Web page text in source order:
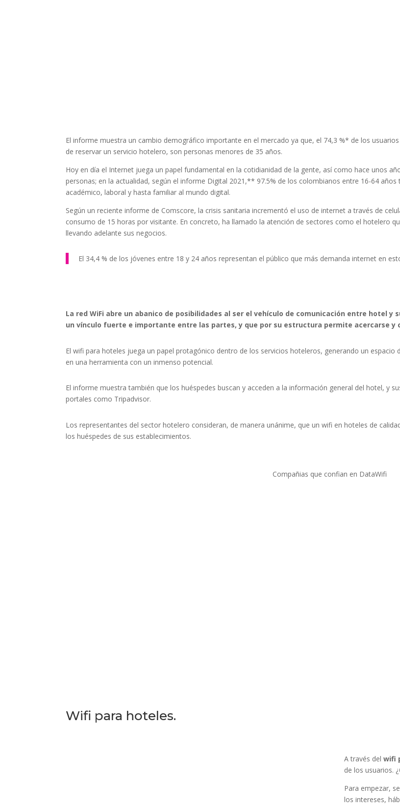
El informe muestra un cambio demográfico importante en el mercado ya que, el 74,3 %* de los
de reservar un servicio hotelero, son personas menores de 35 años.
Hoy en día el Internet juega un papel fundamental en la cotidianidad de la gente, así como hace unos
personas; en la actualidad, según el informe Digital 2021,** 97.5% de los colombianos entre 16-64
académico, laboral y hasta familiar al mundo digital.
Según un reciente informe de Comscore, la crisis sanitaria incrementó el uso de internet a través de
consumo de 15 horas por visitante. En concreto, ha llamado la atención de sectores como el hotelero
llevando adelante sus negocios.
El 34,4 % de los jóvenes entre 18 y 24 años representan el público que más demanda internet en
La red WiFi abre un abanico de posibilidades al ser el vehículo de comunicación entre hotel y
un vínculo fuerte e importante entre las partes, y que por su estructura permite acercarse y
El wifi para hoteles juega un papel protagónico dentro de los servicios hoteleros, generando un
en una herramienta con un inmenso potencial.
El informe muestra también que los huéspedes buscan y acceden a la información general del hotel, y
portales como Tripadvisor.
Los representantes del sector hotelero consideran, de manera unánime, que un wifi en hoteles de
los huéspedes de sus establecimientos.
Compañias que confian en DataWifi
Wifi para hoteles.
A través del wifi
de los usuarios.
Para empezar,
los intereses,